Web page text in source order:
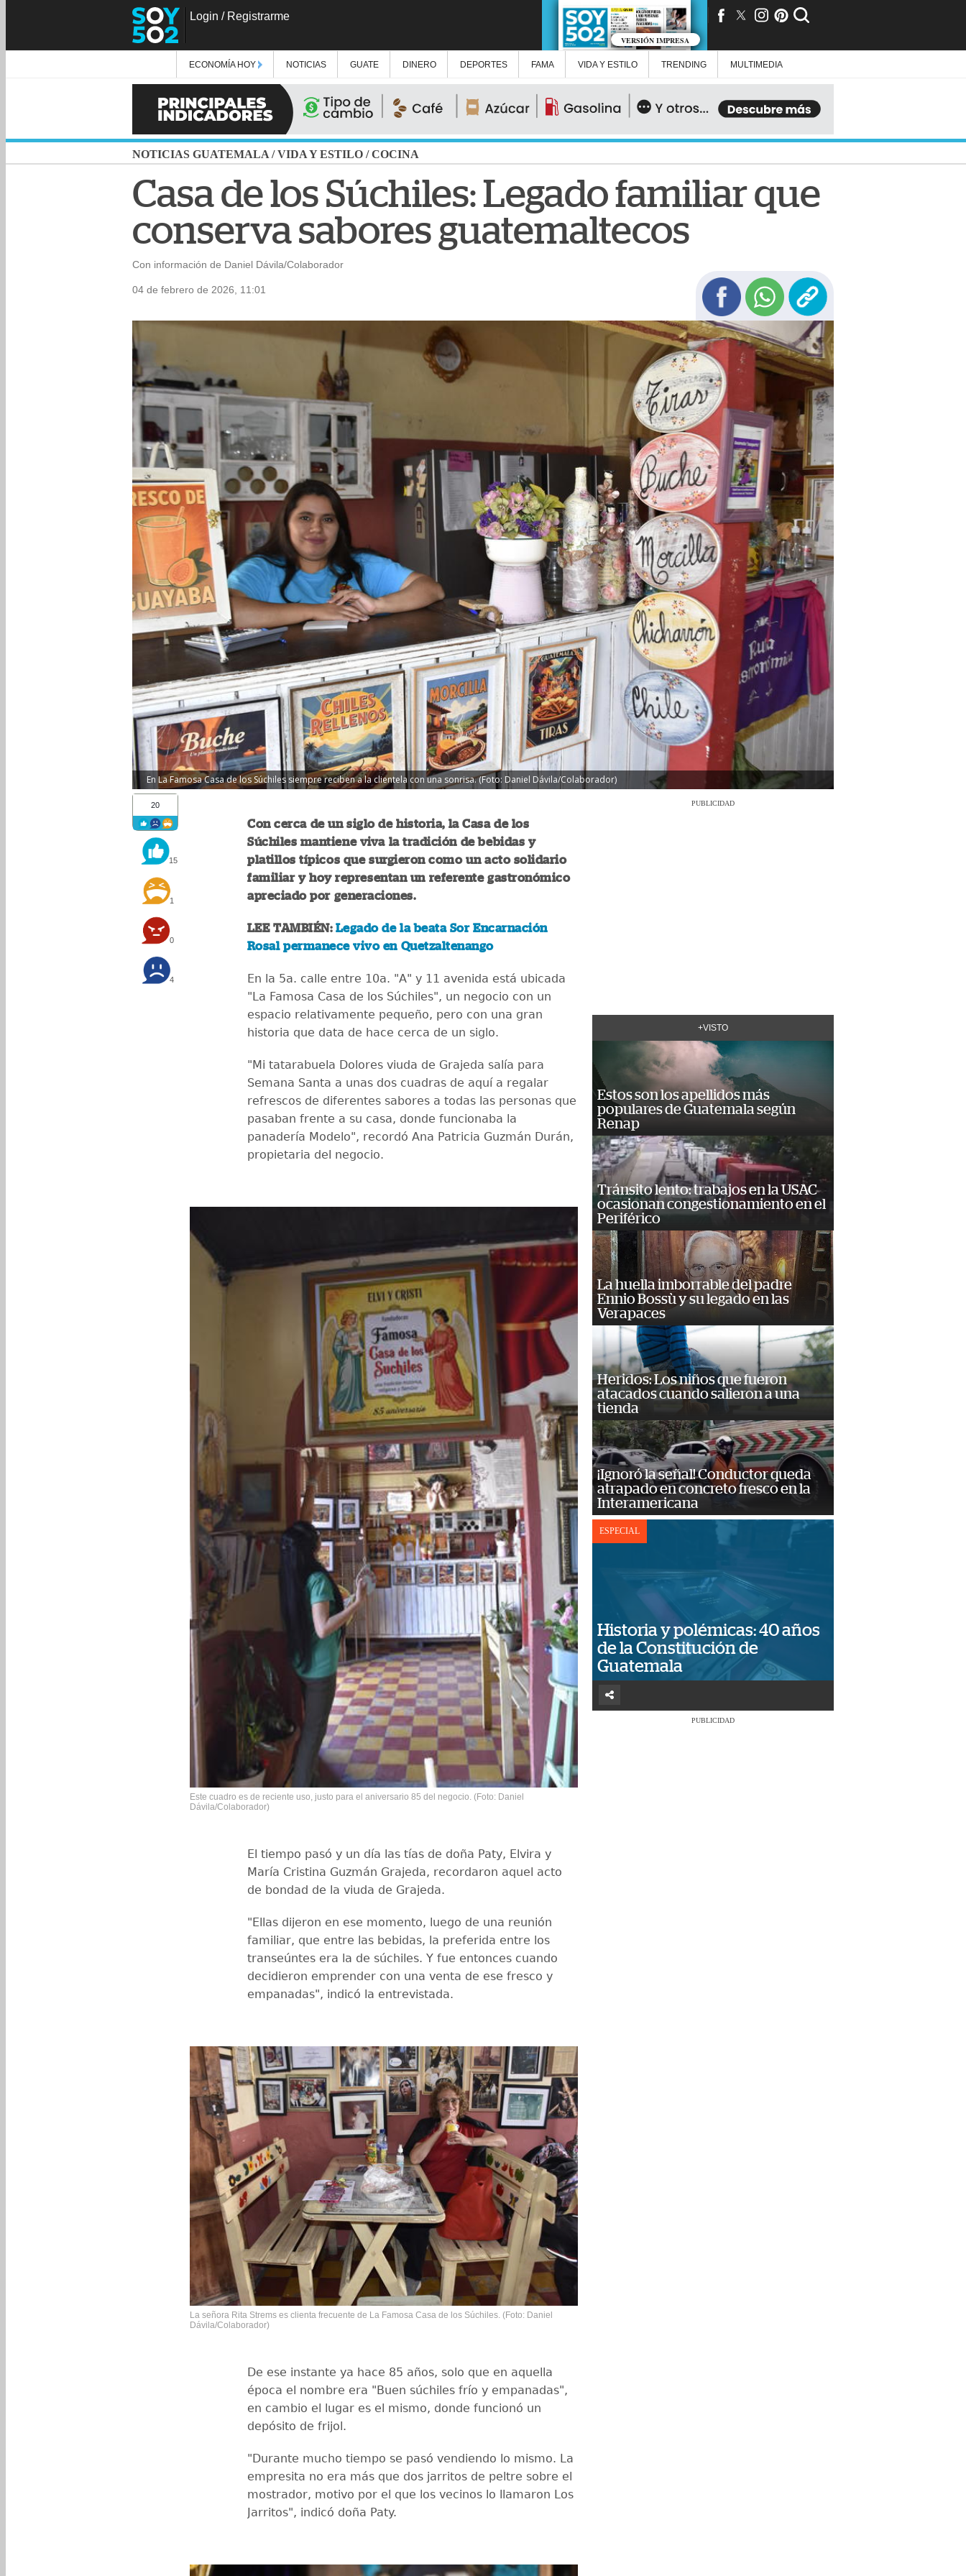
Login / Registrarme
VERSIÓN IMPRESA
ECONOMÍA HOY NOTICIAS GUATE DINERO DEPORTES FAMA VIDA Y ESTILO TRENDING MULTIMEDIA
NOTICIAS GUATEMALA /VIDA Y ESTILO /COCINA
Casa de los Súchiles: Legado familiar que
conserva sabores guatemaltecos
Con información de Daniel Dávila/Colaborador
04 de febrero de 2026, 11:01
En La Famosa Casa de los Súchiles siempre reciben a la clientela con una sonrisa. (Foto: Daniel Dávila/Colaborador)
20
15
1
0
4
Con cerca de un siglo de historia, la Casa de los
Súchiles mantiene viva la tradición de bebidas y
platillos típicos que surgieron como un acto solidario
familiar y hoy representan un referente gastronómico
apreciado por generaciones.
LEE TAMBIÉN: Legado de la beata Sor Encarnación
Rosal permanece vivo en Quetzaltenango
En la 5a. calle entre 10a. "A" y 11 avenida está ubicada
"La Famosa Casa de los Súchiles", un negocio con un
espacio relativamente pequeño, pero con una gran
historia que data de hace cerca de un siglo.
"Mi tatarabuela Dolores viuda de Grajeda salía para
Semana Santa a unas dos cuadras de aquí a regalar
refrescos de diferentes sabores a todas las personas que
pasaban frente a su casa, donde funcionaba la
panadería Modelo", recordó Ana Patricia Guzmán Durán,
propietaria del negocio.
Este cuadro es de reciente uso, justo para el aniversario 85 del negocio. (Foto: Daniel
Dávila/Colaborador)
El tiempo pasó y un día las tías de doña Paty, Elvira y
María Cristina Guzmán Grajeda, recordaron aquel acto
de bondad de la viuda de Grajeda.
"Ellas dijeron en ese momento, luego de una reunión
familiar, que entre las bebidas, la preferida entre los
transeúntes era la de súchiles. Y fue entonces cuando
decidieron emprender con una venta de ese fresco y
empanadas", indicó la entrevistada.
La señora Rita Strems es clienta frecuente de La Famosa Casa de los Súchiles. (Foto: Daniel
Dávila/Colaborador)
De ese instante ya hace 85 años, solo que en aquella
época el nombre era "Buen súchiles frío y empanadas",
en cambio el lugar es el mismo, donde funcionó un
depósito de frijol.
"Durante mucho tiempo se pasó vendiendo lo mismo. La
empresita no era más que dos jarritos de peltre sobre el
mostrador, motivo por el que los vecinos lo llamaron Los
Jarritos", indicó doña Paty.
PUBLICIDAD
+VISTO
Estos son los apellidos más
populares de Guatemala según
Renap
Tránsito lento: trabajos en la USAC
ocasionan congestionamiento en el
Periférico
La huella imborrable del padre
Ennio Bossù y su legado en las
Verapaces
Heridos: Los niños que fueron
atacados cuando salieron a una
tienda
¡Ignoró la señal! Conductor queda
atrapado en concreto fresco en la
Interamericana
ESPECIAL
Historia y polémicas: 40 años
de la Constitución de
Guatemala
PUBLICIDAD